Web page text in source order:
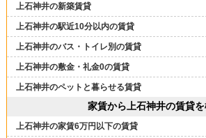
上石神井の新築賃貸
上石神井の駅近10分以内の賃貸
上石神井のバス・トイレ別の賃貸
上石神井の敷金・礼金0の賃貸
上石神井のペットと暮らせる賃貸
家賃から上石神井の賃貸
上石神井の家賃6万円以下の賃貸